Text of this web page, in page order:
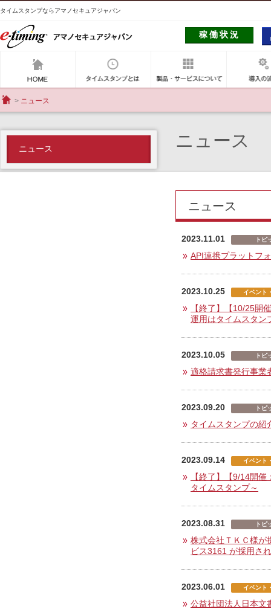
タイムスタンプならアマノセキュアジャパン
稼働状況
製品・サ
ニュース
ニュース
ニュース
2023.11.01 トピ
API連携プラットフ
2023.10.25 イベント
【終了】【10/25開
運用はタイムスタン
2023.10.05 トピ
適格請求書発行事業
2023.09.20 トピ
タイムスタンプの紹
2023.09.14 イベント
【終了】【9/14開
タイムスタンプ～
2023.08.31 トピ
株式会社ＴＫＣ様が
ビス3161 が採用さ
2023.06.01 イベント
公益社団法人日本文
ニュース